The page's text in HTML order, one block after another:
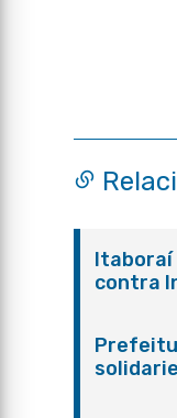
Itaboraí
contra